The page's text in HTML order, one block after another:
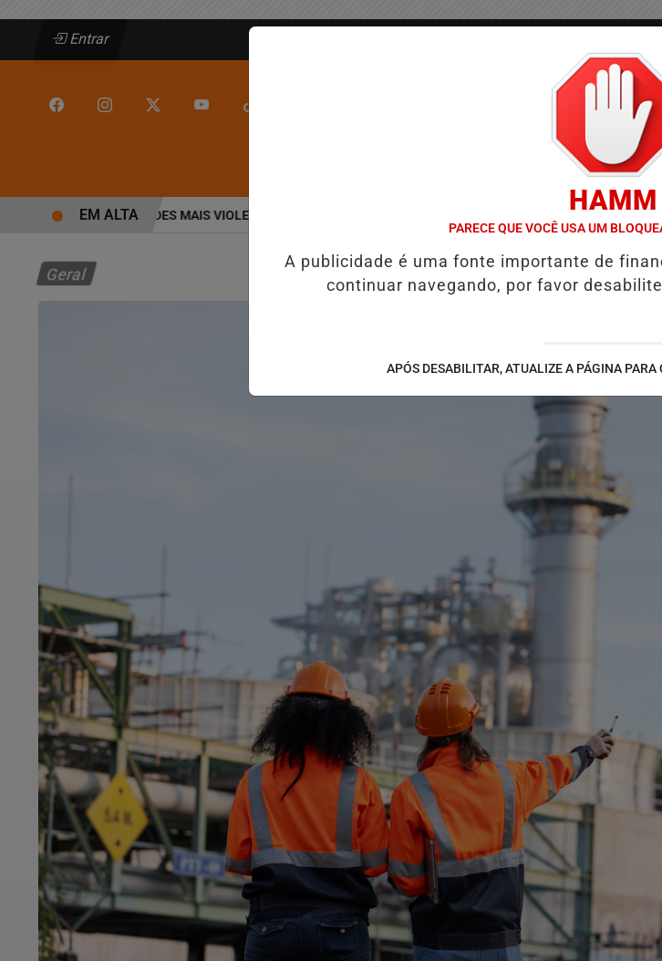
Entrar
/
AS CINCO CIDADES MAIS VIOLENTAS DO BRASIL E CAI PARA A 6ª POSIÇÃO EM NOVO ANUÁRIO DA
EM ALTA
Geral
HAMM
PARECE QUE VOCÊ USA UM
A publicidade é uma fonte importante de
continuar navegando, por favor
APÓS DESABILITAR, ATUALIZE A PÁGINA